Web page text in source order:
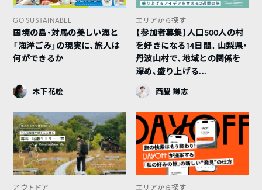
GO SUSTAINABLE
国境の島・対馬の美しい海と
「海洋ごみ」の現実に、旅人は
何ができるか
木下花絵
エリアから探す
【参加者募集】人口500人の村
を好きになる14日間。山梨県・
丹波山村で、地域との関係を
深め、盛り上げる...
西脇 謙志
アウトドア エリアから探す